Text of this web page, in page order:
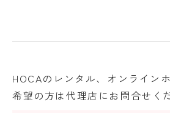
HOCAのレンタル、オンライン
希望の方は代理店にお問合せく